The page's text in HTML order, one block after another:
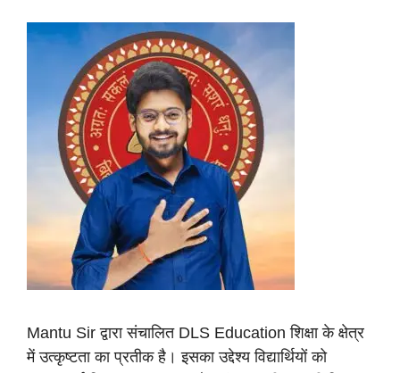
Mantu Sir द्वारा संचालित DLS Education शिक्षा के क्षेत्र
में उत्कृष्टता का प्रतीक है। इसका उद्देश्य विद्यार्थियों को